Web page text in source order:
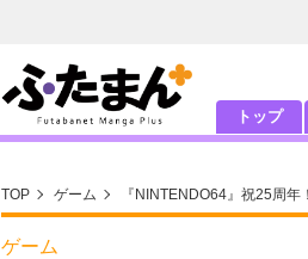
トップ
TOP ゲーム 『NINTENDO64』祝25周
ゲーム